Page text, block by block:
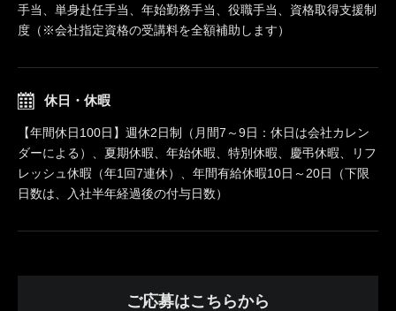
手当、単身赴任手当、年始勤務手当、役職手当、資格取得支援制
度（※会社指定資格の受講料を全額補助します）
休日・休暇
【年間休日100日】週休2日制（月間7～9日：休日は会社カレン
ダーによる）、夏期休暇、年始休暇、特別休暇、慶弔休暇、リフ
レッシュ休暇（年1回7連休）、年間有給休暇10日～20日（下限
日数は、入社半年経過後の付与日数）
ご応募はこちらから